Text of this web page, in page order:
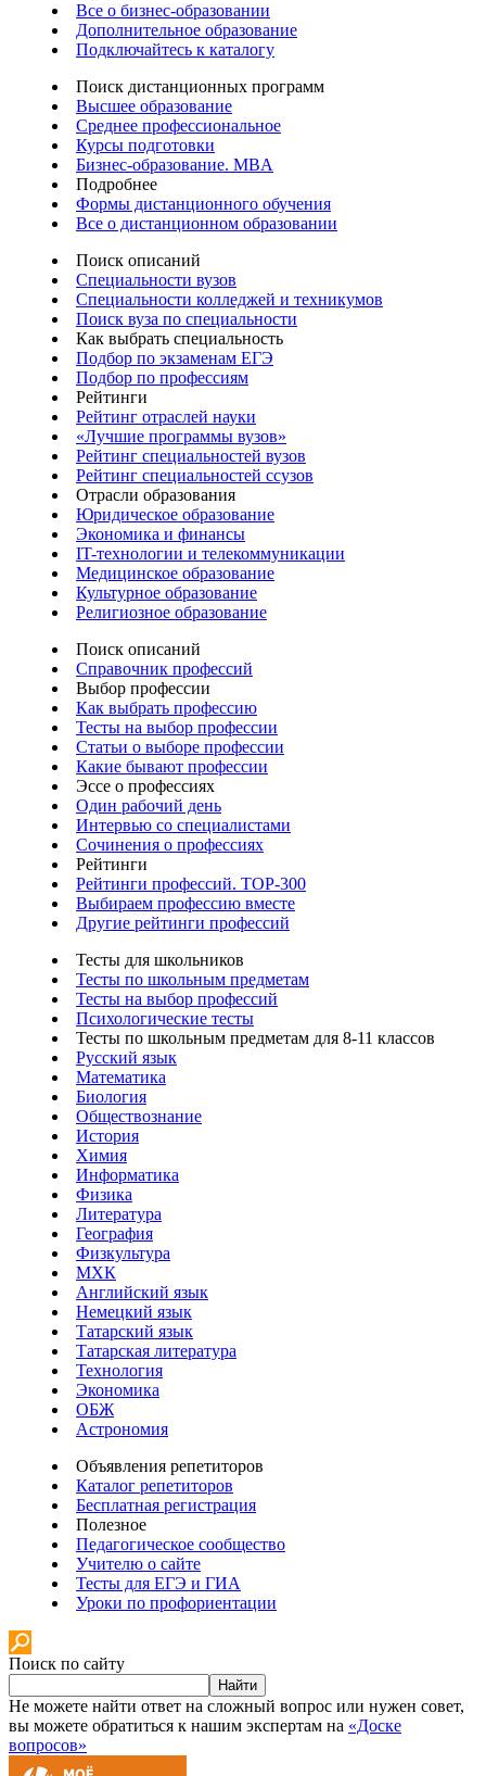
Все о бизнес-образовании
Дополнительное образование
Подключайтесь к каталогу
Поиск дистанционных программ
Высшее образование
Среднее профессиональное
Курсы подготовки
Бизнес-образование. MBA
Подробнее
Формы дистанционного обучения
Все о дистанционном образовании
Поиск описаний
Специальности вузов
Специальности колледжей и техникумов
Поиск вуза по специальности
Как выбрать специальность
Подбор по экзаменам ЕГЭ
Подбор по профессиям
Рейтинги
Рейтинг отраслей науки
«Лучшие программы вузов»
Рейтинг специальностей вузов
Рейтинг специальностей ссузов
Отрасли образования
Юридическое образование
Экономика и финансы
IT-технологии и телекоммуникации
Медицинское образование
Культурное образование
Религиозное образование
Поиск описаний
Справочник профессий
Выбор профессии
Как выбрать профессию
Тесты на выбор профессии
Статьи о выборе профессии
Какие бывают профессии
Эссе о профессиях
Один рабочий день
Интервью со специалистами
Сочинения о профессиях
Рейтинги
Рейтинги профессий. TOP-300
Выбираем профессию вместе
Другие рейтинги профессий
Тесты для школьников
Тесты по школьным предметам
Тесты на выбор профессий
Психологические тесты
Тесты по школьным предметам для 8-11 классов
Русский язык
Математика
Биология
Обществознание
История
Химия
Информатика
Физика
Литература
География
Физкультура
МХК
Английский язык
Немецкий язык
Татарский язык
Татарская литература
Технология
Экономика
ОБЖ
Астрономия
Объявления репетиторов
Каталог репетиторов
Бесплатная регистрация
Полезное
Педагогическое сообщество
Учителю о сайте
Тесты для ЕГЭ и ГИА
Уроки по профориентации
Поиск по сайту
Найти
Не можете найти ответ на сложный вопрос или нужен совет,
вы можете обратиться к нашим экспертам на «Доске
вопросов»